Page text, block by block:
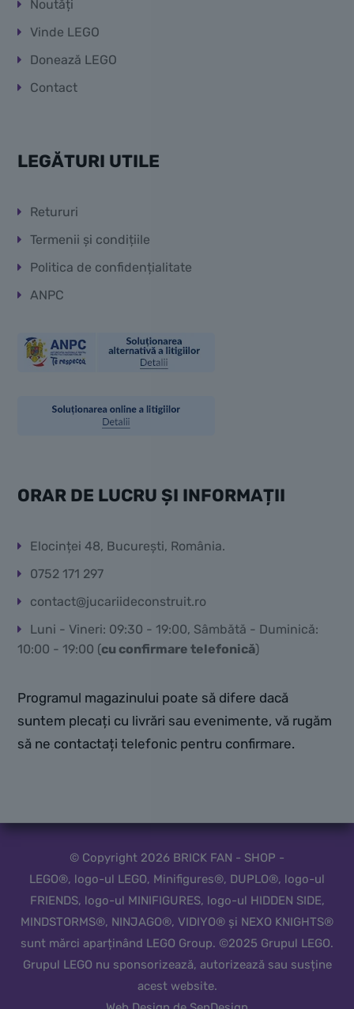
Noutăți
Vinde LEGO
Donează LEGO
Contact
LEGĂTURI UTILE
Retururi
Termenii și condițiile
Politica de confidențialitate
ANPC
ORAR DE LUCRU ȘI INFORMAȚII
Elocinței 48, București, România.
0752 171 297
contact@jucariideconstruit.ro
Luni - Vineri: 09:30 - 19:00, Sâmbătă - Duminică:
10:00 - 19:00 (cu confirmare telefonică)
Programul magazinului poate să difere dacă
suntem plecați cu livrări sau evenimente, vă rugăm
să ne contactați telefonic pentru confirmare.
© Copyright 2026 BRICK FAN - SHOP -
LEGO®, logo-ul LEGO, Minifigures®, DUPLO®, logo-ul
FRIENDS, logo-ul MINIFIGURES, logo-ul HIDDEN SIDE,
MINDSTORMS®, NINJAGO®, VIDIYO® și NEXO KNIGHTS®
sunt mărci aparținând LEGO Group. ©2025 Grupul LEGO.
Grupul LEGO nu sponsorizează, autorizează sau susține
acest website.